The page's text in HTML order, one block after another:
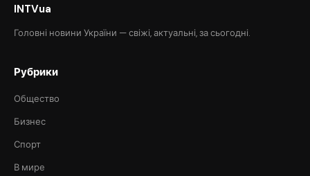
INTVua
Головні новини України — свіжі, актуальні, за сьогодні.
Рубрики
Общество
Бизнес
Спорт
В мире